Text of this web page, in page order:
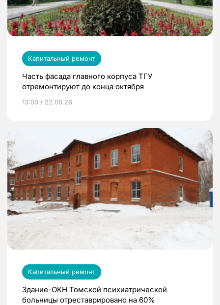
Капитальный ремонт
Часть фасада главного корпуса ТГУ
отремонтируют до конца октября
13:00 / 22.06.26
Капитальный ремонт
Здание-ОКН Томской психиатрической
больницы отреставрировано на 60%